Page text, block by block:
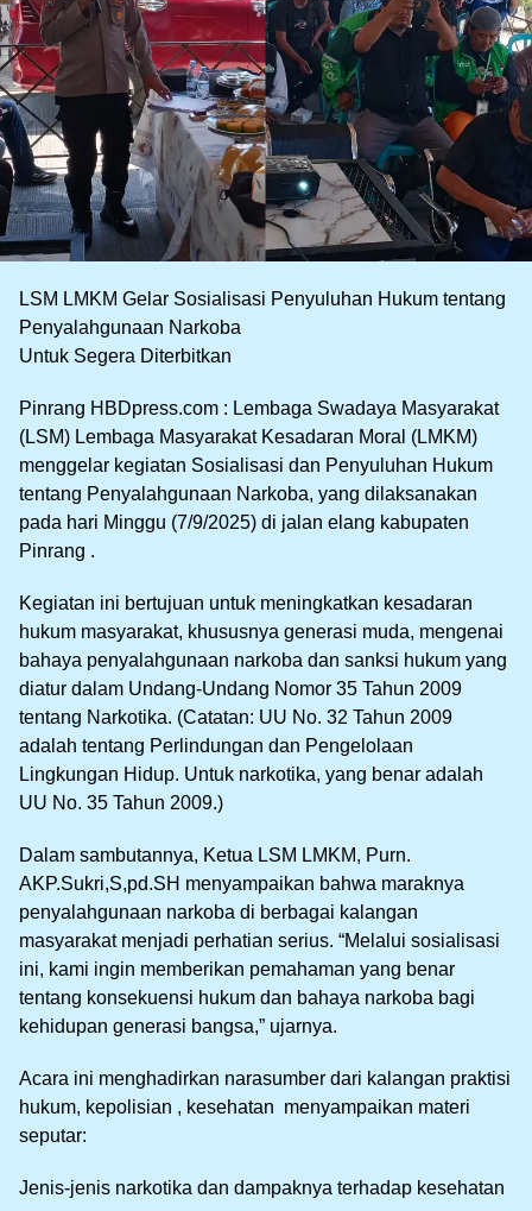
LSM LMKM Gelar Sosialisasi Penyuluhan Hukum tentang
Penyalahgunaan Narkoba
Untuk Segera Diterbitkan
Pinrang HBDpress.com : Lembaga Swadaya Masyarakat
(LSM) Lembaga Masyarakat Kesadaran Moral (LMKM)
menggelar kegiatan Sosialisasi dan Penyuluhan Hukum
tentang Penyalahgunaan Narkoba, yang dilaksanakan
pada hari Minggu (7/9/2025) di jalan elang kabupaten
Pinrang .
Kegiatan ini bertujuan untuk meningkatkan kesadaran
hukum masyarakat, khususnya generasi muda, mengenai
bahaya penyalahgunaan narkoba dan sanksi hukum yang
diatur dalam Undang-Undang Nomor 35 Tahun 2009
tentang Narkotika. (Catatan: UU No. 32 Tahun 2009
adalah tentang Perlindungan dan Pengelolaan
Lingkungan Hidup. Untuk narkotika, yang benar adalah
UU No. 35 Tahun 2009.)
Dalam sambutannya, Ketua LSM LMKM, Purn.
AKP.Sukri,S,pd.SH menyampaikan bahwa maraknya
penyalahgunaan narkoba di berbagai kalangan
masyarakat menjadi perhatian serius. “Melalui sosialisasi
ini, kami ingin memberikan pemahaman yang benar
tentang konsekuensi hukum dan bahaya narkoba bagi
kehidupan generasi bangsa,” ujarnya.
Acara ini menghadirkan narasumber dari kalangan praktisi
hukum, kepolisian , kesehatan menyampaikan materi
seputar:
Jenis-jenis narkotika dan dampaknya terhadap kesehatan